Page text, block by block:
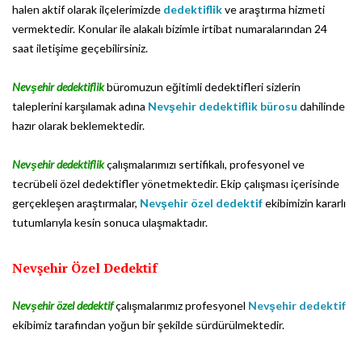
halen aktif olarak ilçelerimizde dedektiflikve araştırma hizmeti
vermektedir. Konular ile alakalı bizimle irtibat numaralarından 24
saat iletişime geçebilirsiniz.
Nevşehir dedektiflikbüromuzun eğitimli dedektifleri sizlerin
taleplerini karşılamak adına Nevşehir dedektiflik bürosu dahilinde
hazır olarak beklemektedir.
Nevşehir dedektiflikçalışmalarımızı sertifikalı, profesyonel ve
tecrübeli özel dedektifler yönetmektedir. Ekip çalışması içerisinde
gerçekleşen araştırmalar, Nevşehir özel dedektifekibimizin kararlı
tutumlarıyla kesin sonuca ulaşmaktadır.
Nevşehir Özel Dedektif
Nevşehir özel dedektifçalışmalarımız profesyonel Nevşehir dedektif
ekibimiz tarafından yoğun bir şekilde sürdürülmektedir.